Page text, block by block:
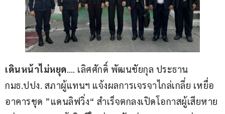
เดินหน้าไม่หยุด…. เลิศศักดิ์ พัฒนชัยกุล ประธาน
กมธ.ปปง. สภาผู้แทนฯ แจ้งผลการเจรจาไกล่เกลี่ย เหยื่อ
อาคารชุด ”แดนลิฟวิ่ง“ สำเร็จตกลงเปิดโอกาสผู้เสียหาย